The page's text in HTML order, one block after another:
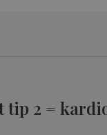
tip 2 =